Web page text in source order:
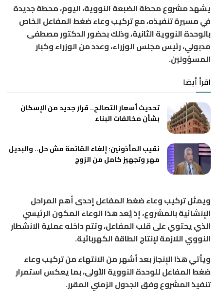
يشهد مشروع محطة الضبعة النووية، اليوم، محطة جديدة
في مسيرة تنفيذه، مع تركيب وعاء ضغط المفاعل الخاص
بالوحدة النووية الثانية، وذلك بحضور الدكتور مصطفى
مدبولي، رئيس مجلس الوزراء، وعدد من الوزراء وكبار
المسؤولين.
اقرأ أيضا
تحديث أسعار التصالح.. قرار جديد من الإسكان
بشأن مخالفات البناء
نقيب المأذونين: إلغاء القائمة مش حل.. والبديل
مهر وتجهيز كامل من الزوج
ويمثل تركيب وعاء ضغط المفاعل إحدى أهم المراحل
الإنشائية بالمشروع، إذ يُعد هذا الوعاء المكون الرئيسي
الذي يحتوي على قلب المفاعل، وتتم داخله عملية الانشطار
النووي اللازمة لإنتاج الطاقة الكهربائية.
ويأتي هذا الإنجاز بعد أشهر من الانتهاء من تركيب وعاء
ضغط المفاعل للوحدة النووية الأولى، بما يعكس استمرار
تنفيذ المشروع وفق الجدول الزمني المقرر.